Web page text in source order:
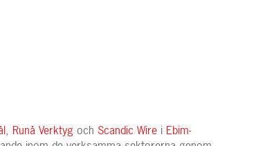
, Runå Verktyg och Scandic Wire i Ebim-